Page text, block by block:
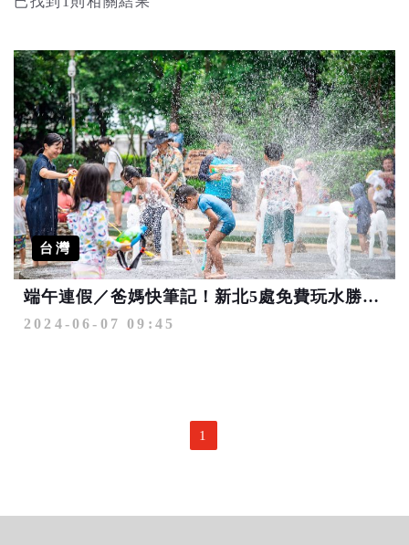
台灣
端午連假／爸媽快筆記！新北5處免費玩水勝地提前開放 攜家帶眷來放電
2024-06-07 09:45
1